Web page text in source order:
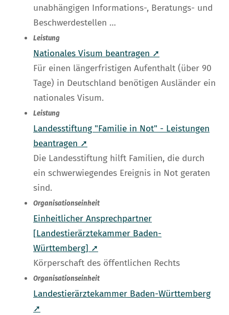
unabhängigen Informations-, Beratungs- und
Beschwerdestellen …
Leistung
Nationales Visum beantragen ➚
Für einen längerfristigen Aufenthalt (über 90
Tage) in Deutschland benötigen Ausländer ein
nationales Visum.
Leistung
Landesstiftung "Familie in Not" - Leistungen
beantragen ➚
Die Landesstiftung hilft Familien, die durch
ein schwerwiegendes Ereignis in Not geraten
sind.
Organisationseinheit
Einheitlicher Ansprechpartner
[Landestierärztekammer Baden-
Württemberg] ➚
Körperschaft des öffentlichen Rechts
Organisationseinheit
Landestierärztekammer Baden-Württemberg
➚